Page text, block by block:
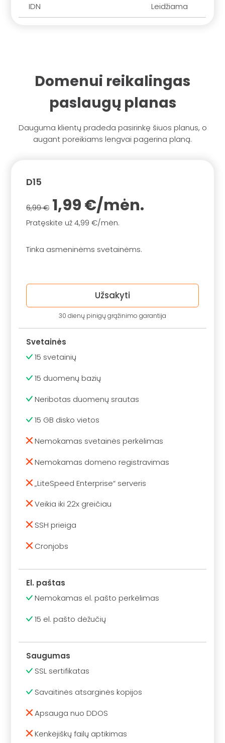
IDN Leidžiama
Domenui reikalingas
paslaugų planas
Dauguma klientų pradeda pasirinkę šiuos planus, o
augant poreikiams lengvai pagerina planą.
D15
6,99 €1,99 €/mėn.
Pratęskite už 4,99 €/mėn.
Tinka asmeninėms svetainėms.
Užsakyti
30 dienų pinigų grąžinimo garantija
Svetainės
15 svetainių
15 duomenų bazių
Neribotas duomenų srautas
15 GB disko vietos
Nemokamas svetainės perkėlimas
Nemokamas domeno registravimas
„LiteSpeed Enterprise“ serveris
Veikia iki 22x greičiau
SSH prieiga
Cronjobs
El. paštas
Nemokamas el. pašto perkėlimas
15 el. pašto dėžučių
Saugumas
SSL sertifikatas
Savaitinės atsarginės kopijos
Apsauga nuo DDOS
Kenkėjiškų failų aptikimas